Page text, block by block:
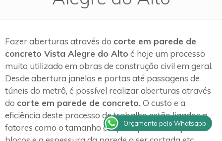
Fazer aberturas através do corte em parede de
concreto Vista Alegre do Alto é hoje um processo
muito utilizado em obras de construção civil em geral.
Desde abertura janelas e portas até passagens de
túneis do metrô, é possível realizar aberturas através
do corte em parede de concreto. O custo e a
eficiência deste processo de trabalho estão ligados a
fatores como o tamanho e o peso para remoção dos
Orçamento pelo Whatsapp